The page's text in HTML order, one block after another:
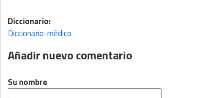
Diccionario:
Diccionario-médico
Añadir nuevo comentario
Su nombre